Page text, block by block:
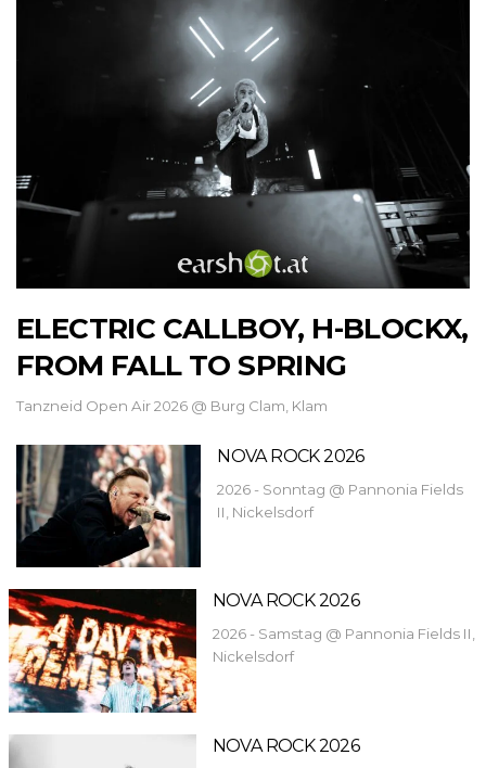
ELECTRIC CALLBOY, H-BLOCKX,
FROM FALL TO SPRING
Tanzneid Open Air 2026 @ Burg Clam, Klam
NOVA ROCK 2026
2026 - Sonntag @ Pannonia Fields
II, Nickelsdorf
NOVA ROCK 2026
2026 - Samstag @ Pannonia Fields II,
Nickelsdorf
NOVA ROCK 2026